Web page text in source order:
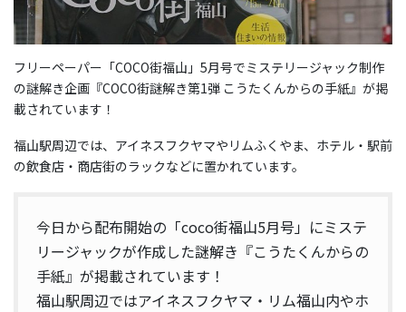
フリーペーパー「COCO街福山」5月号でミステリージャック制作
の謎解き企画『COCO街謎解き第1弾 こうたくんからの手紙』が掲
載されています！
福山駅周辺では、アイネスフクヤマやリムふくやま、ホテル・駅前
の飲食店・商店街のラックなどに置かれています。
今日から配布開始の「coco街福山5月号」にミステ
リージャックが作成した謎解き『こうたくんからの
手紙』が掲載されています！
福山駅周辺ではアイネスフクヤマ・リム福山内やホ